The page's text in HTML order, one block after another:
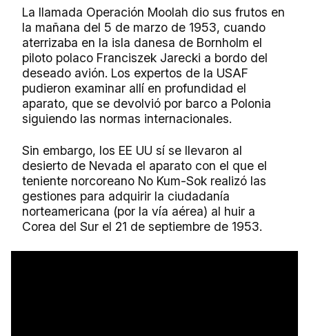
La llamada Operación Moolah dio sus frutos en
la mañana del 5 de marzo de 1953, cuando
aterrizaba en la isla danesa de Bornholm el
piloto polaco Franciszek Jarecki a bordo del
deseado avión. Los expertos de la USAF
pudieron examinar allí en profundidad el
aparato, que se devolvió por barco a Polonia
siguiendo las normas internacionales.
Sin embargo, los EE UU sí se llevaron al
desierto de Nevada el aparato con el que el
teniente norcoreano No Kum-Sok realizó las
gestiones para adquirir la ciudadanía
norteamericana (por la vía aérea) al huir a
Corea del Sur el 21 de septiembre de 1953.